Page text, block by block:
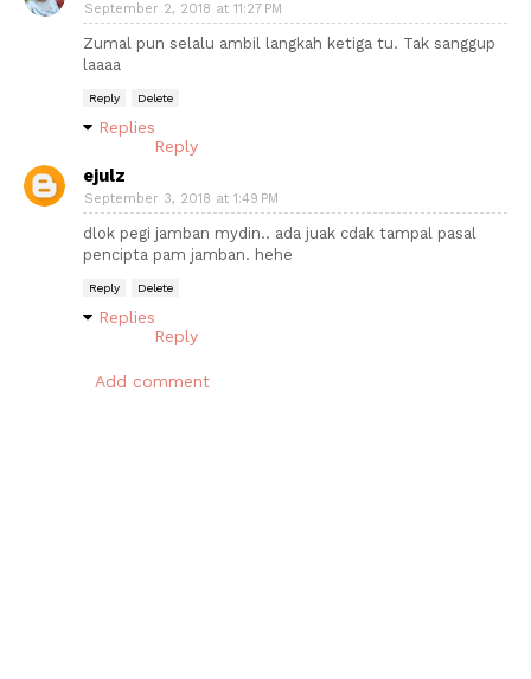
September 2, 2018 at 11:27 PM
Zumal pun selalu ambil langkah ketiga tu. Tak sanggup
laaaa
Reply Delete
Replies
Reply
ejulz
September 3, 2018 at 1:49 PM
dlok pegi jamban mydin.. ada juak cdak tampal pasal
pencipta pam jamban. hehe
Reply Delete
Replies
Reply
Add comment